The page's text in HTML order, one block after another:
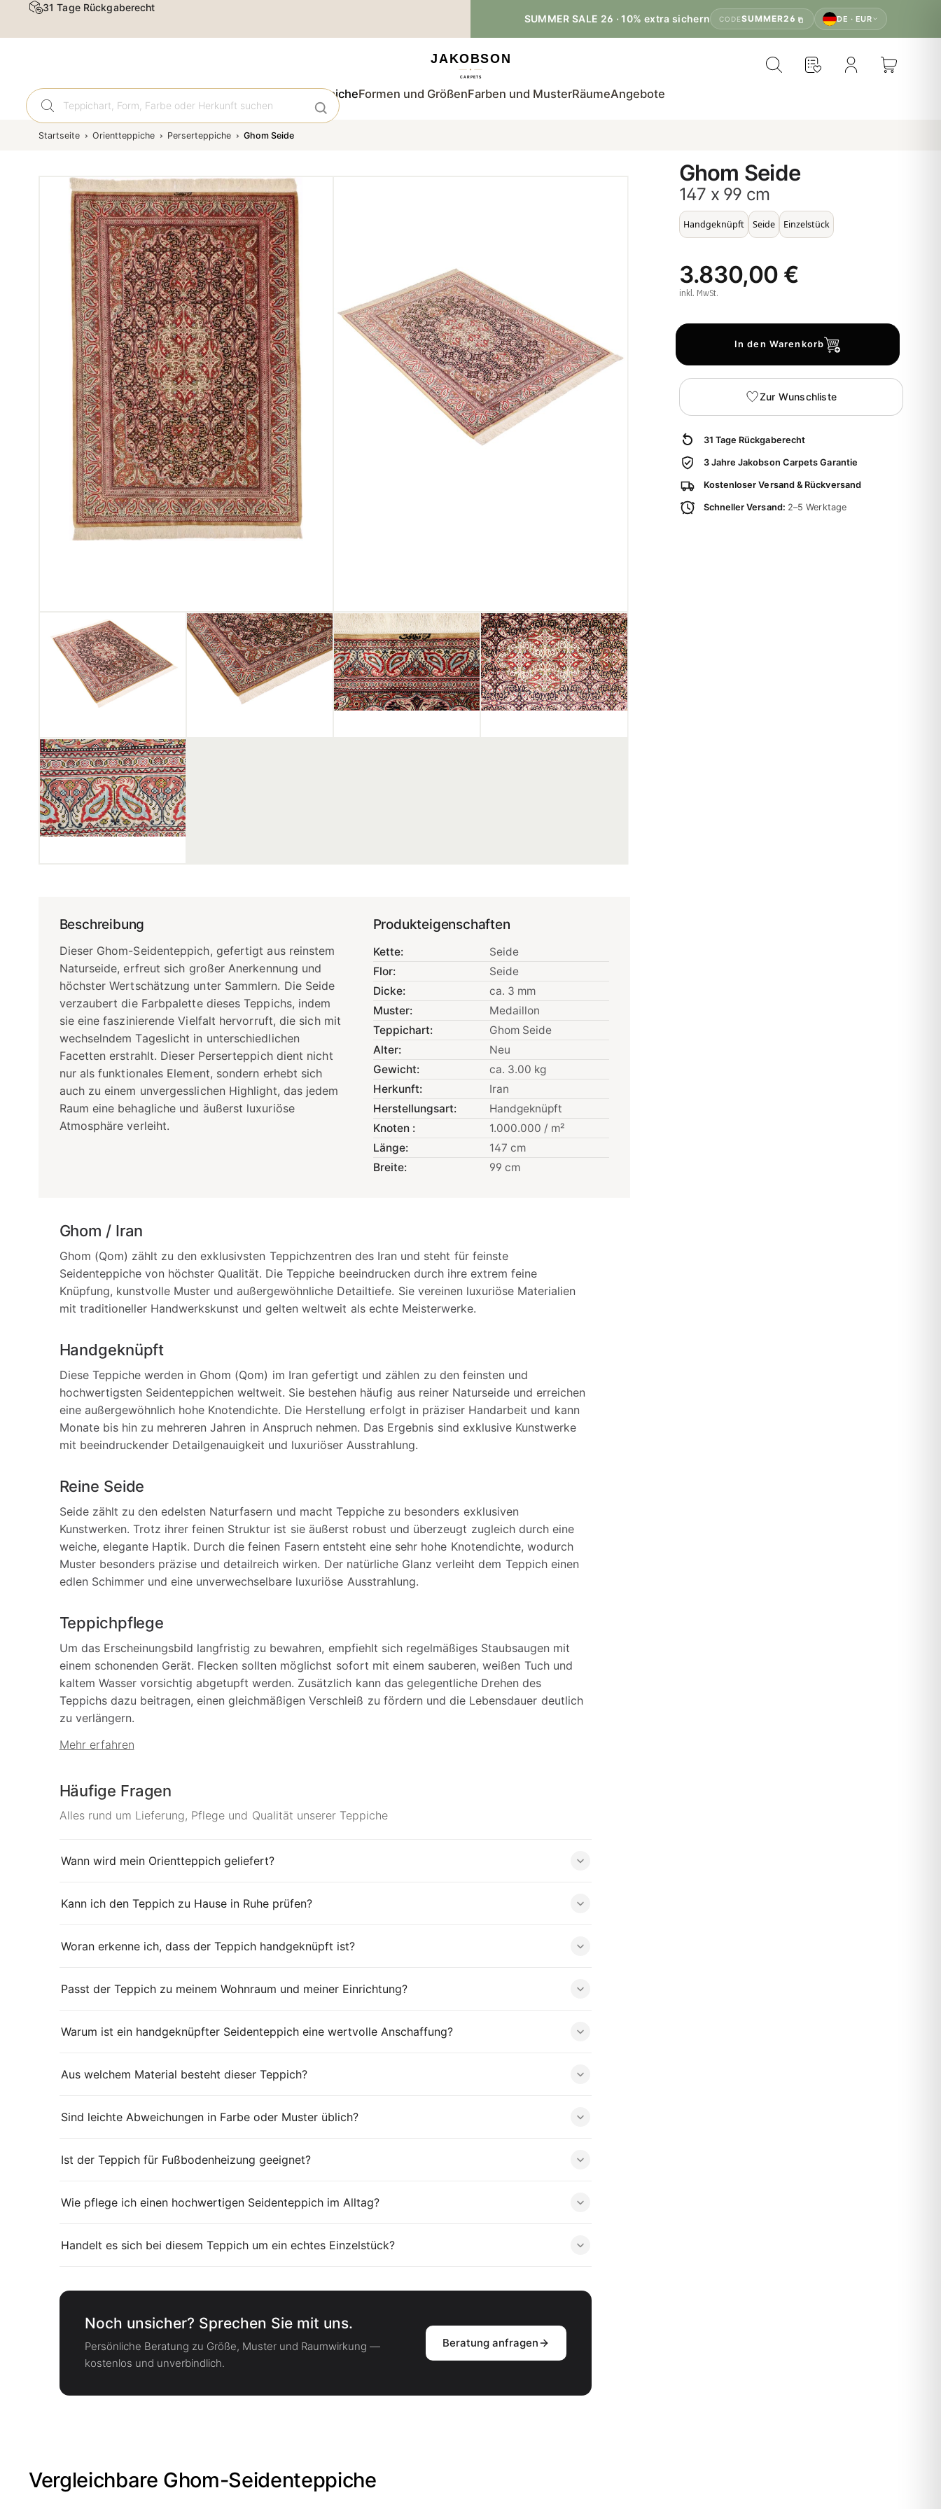
31 Tage Rückgaberecht
SUMMER SALE 26 · 10% extra sichern
CODESUMMER26 DE · EUR
OrientteppicheFormen und GrößenFarben und MusterRäumeAngebote
Startseite Orientteppiche Perserteppiche Ghom Seide
Ghom Seide
147 x 99 cm
Handgeknüpft Seide Einzelstück
3.830,00 €
inkl. MwSt.
In den Warenkorb
Zur Wunschliste
31 Tage Rückgaberecht
3 Jahre Jakobson Carpets Garantie
Kostenloser Versand & Rückversand
Schneller Versand: 2–5 Werktage
Beschreibung
Dieser Ghom-Seidenteppich, gefertigt aus reinstem
Naturseide, erfreut sich großer Anerkennung und
höchster Wertschätzung unter Sammlern. Die Seide
verzaubert die Farbpalette dieses Teppichs, indem
sie eine faszinierende Vielfalt hervorruft, die sich mit
wechselndem Tageslicht in unterschiedlichen
Facetten erstrahlt. Dieser Perserteppich dient nicht
nur als funktionales Element, sondern erhebt sich
auch zu einem unvergesslichen Highlight, das jedem
Raum eine behagliche und äußerst luxuriöse
Atmosphäre verleiht.
Produkteigenschaften
Kette:
Seide
Flor:
Seide
Dicke:
ca. 3 mm
Muster:
Medaillon
Teppichart:
Ghom Seide
Alter:
Neu
Gewicht:
ca. 3.00 kg
Herkunft:
Iran
Herstellungsart:
Handgeknüpft
Knoten :
1.000.000 / m²
Länge:
147 cm
Breite:
99 cm
Ghom / Iran
Ghom (Qom) zählt zu den exklusivsten Teppichzentren des Iran und steht für feinste
Seidenteppiche von höchster Qualität. Die Teppiche beeindrucken durch ihre extrem feine
Knüpfung, kunstvolle Muster und außergewöhnliche Detailtiefe. Sie vereinen luxuriöse Materialien
mit traditioneller Handwerkskunst und gelten weltweit als echte Meisterwerke.
Handgeknüpft
Diese Teppiche werden in Ghom (Qom) im Iran gefertigt und zählen zu den feinsten und
hochwertigsten Seidenteppichen weltweit. Sie bestehen häufig aus reiner Naturseide und erreichen
eine außergewöhnlich hohe Knotendichte. Die Herstellung erfolgt in präziser Handarbeit und kann
Monate bis hin zu mehreren Jahren in Anspruch nehmen. Das Ergebnis sind exklusive Kunstwerke
mit beeindruckender Detailgenauigkeit und luxuriöser Ausstrahlung.
Reine Seide
Seide zählt zu den edelsten Naturfasern und macht Teppiche zu besonders exklusiven
Kunstwerken. Trotz ihrer feinen Struktur ist sie äußerst robust und überzeugt zugleich durch eine
weiche, elegante Haptik. Durch die feinen Fasern entsteht eine sehr hohe Knotendichte, wodurch
Muster besonders präzise und detailreich wirken. Der natürliche Glanz verleiht dem Teppich einen
edlen Schimmer und eine unverwechselbare luxuriöse Ausstrahlung.
Teppichpflege
Um das Erscheinungsbild langfristig zu bewahren, empfiehlt sich regelmäßiges Staubsaugen mit
einem schonenden Gerät. Flecken sollten möglichst sofort mit einem sauberen, weißen Tuch und
kaltem Wasser vorsichtig abgetupft werden. Zusätzlich kann das gelegentliche Drehen des
Teppichs dazu beitragen, einen gleichmäßigen Verschleiß zu fördern und die Lebensdauer deutlich
zu verlängern.
Mehr erfahren
Häufige Fragen
Alles rund um Lieferung, Pflege und Qualität unserer Teppiche
Wann wird mein Orientteppich geliefert?
Kann ich den Teppich zu Hause in Ruhe prüfen?
Woran erkenne ich, dass der Teppich handgeknüpft ist?
Passt der Teppich zu meinem Wohnraum und meiner Einrichtung?
Warum ist ein handgeknüpfter Seidenteppich eine wertvolle Anschaffung?
Aus welchem Material besteht dieser Teppich?
Sind leichte Abweichungen in Farbe oder Muster üblich?
Ist der Teppich für Fußbodenheizung geeignet?
Wie pflege ich einen hochwertigen Seidenteppich im Alltag?
Handelt es sich bei diesem Teppich um ein echtes Einzelstück?
Noch unsicher? Sprechen Sie mit uns.
Persönliche Beratung zu Größe, Muster und Raumwirkung —
kostenlos und unverbindlich.
Beratung anfragen
Vergleichbare Ghom-Seidenteppiche